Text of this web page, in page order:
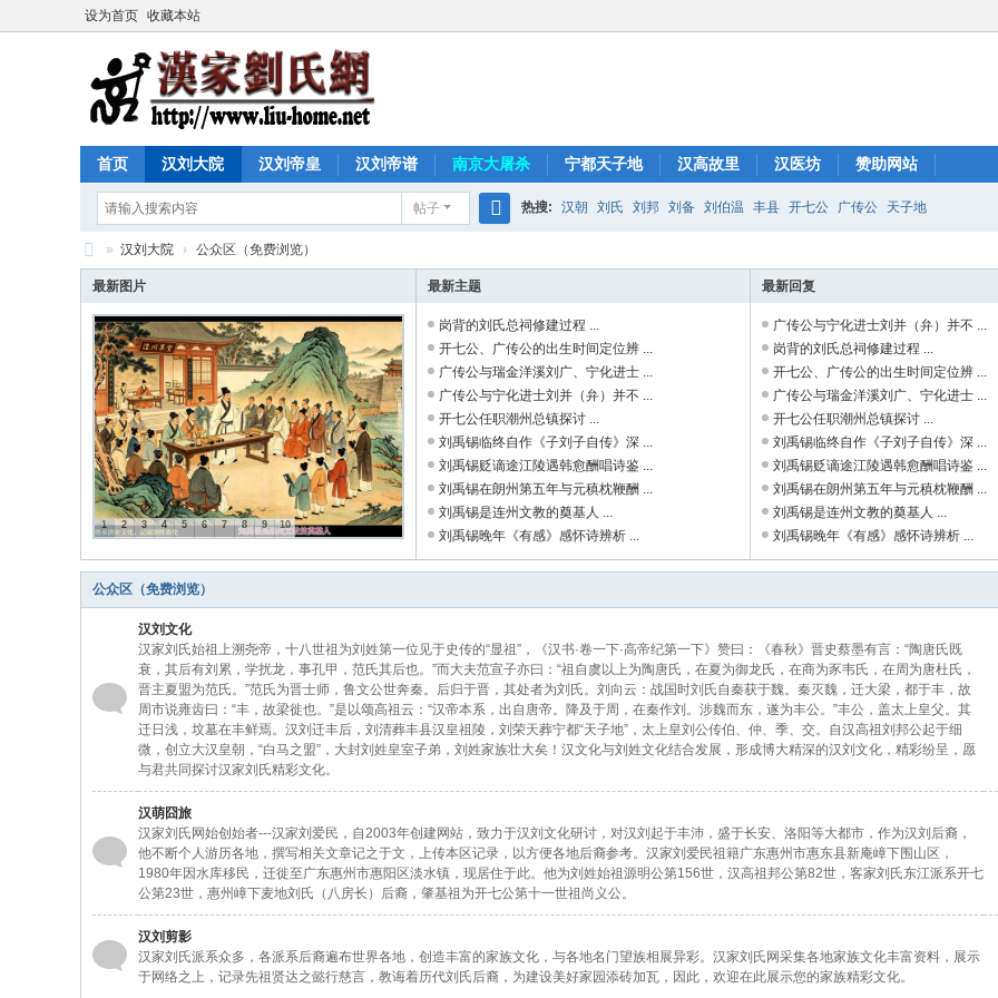
设为首页 收藏本站
首页 汉刘大院 汉刘帝皇 汉刘帝谱 南京大屠杀 宁都天子地 汉高故里 汉医坊 赞助网站
帖子
索
热搜: 汉朝 刘氏 刘邦 刘备 刘伯温 丰县 开七公 广传公 天子地
汉
家
刘
氏
网
» 汉刘大院 › 公众区（免费浏览）
最新图片
1 2 3 4 5 6 7 8 9 10
最新主题
岗背的刘氏总祠修建过程 ...
开七公、广传公的出生时间定位辨 ...
广传公与瑞金洋溪刘广、宁化进士 ...
广传公与宁化进士刘并（弁）并不 ...
开七公任职潮州总镇探讨 ...
刘禹锡临终自作《子刘子自传》深 ...
刘禹锡贬谪途江陵遇韩愈酬唱诗鉴 ...
刘禹锡在朗州第五年与元稹枕鞭酬 ...
刘禹锡是连州文教的奠基人 ...
刘禹锡晚年《有感》感怀诗辨析 ...
最新回复
广传公与宁化进士刘并（弁）并不 ...
岗背的刘氏总祠修建过程 ...
开七公、广传公的出生时间定位辨 ...
广传公与瑞金洋溪刘广、宁化进士 ...
开七公任职潮州总镇探讨 ...
刘禹锡临终自作《子刘子自传》深 ...
刘禹锡贬谪途江陵遇韩愈酬唱诗鉴 ...
刘禹锡在朗州第五年与元稹枕鞭酬 ...
刘禹锡是连州文教的奠基人 ...
刘禹锡晚年《有感》感怀诗辨析 ...
公众区（免费浏览）
汉刘文化
汉家刘氏始祖上溯尧帝，十八世祖为刘姓第一位见于史传的“显祖”，《汉书·卷一下·高帝纪第一下》赞曰：《春秋》晋史蔡墨有言：“陶唐氏既
衰，其后有刘累，学扰龙，事孔甲，范氏其后也。”而大夫范宣子亦曰：“祖自虞以上为陶唐氏，在夏为御龙氏，在商为豕韦氏，在周为唐杜氏，
晋主夏盟为范氏。”范氏为晋士师，鲁文公世奔秦。后归于晋，其处者为刘氏。刘向云：战国时刘氏自秦获于魏。秦灭魏，迁大梁，都于丰，故
周市说雍齿曰：“丰，故梁徙也。”是以颂高祖云：“汉帝本系，出自唐帝。降及于周，在秦作刘。涉魏而东，遂为丰公。”丰公，盖太上皇父。其
迁日浅，坟墓在丰鲜焉。汉刘迁丰后，刘清葬丰县汉皇祖陵，刘荣天葬宁都“天子地”，太上皇刘公传伯、仲、季、交。自汉高祖刘邦公起于细
微，创立大汉皇朝，“白马之盟”，大封刘姓皇室子弟，刘姓家族壮大矣！汉文化与刘姓文化结合发展，形成博大精深的汉刘文化，精彩纷呈，愿
与君共同探讨汉家刘氏精彩文化。
汉萌囧旅
汉家刘氏网始创始者---汉家刘爱民，自2003年创建网站，致力于汉刘文化研讨，对汉刘起于丰沛，盛于长安、洛阳等大都市，作为汉刘后裔，
他不断个人游历各地，撰写相关文章记之于文，上传本区记录，以方便各地后裔参考。汉家刘爱民祖籍广东惠州市惠东县新庵嶂下围山区，
1980年因水库移民，迁徙至广东惠州市惠阳区淡水镇，现居住于此。他为刘姓始祖源明公第156世，汉高祖邦公第82世，客家刘氏东江派系开七
公第23世，惠州嶂下麦地刘氏（八房长）后裔，肇基祖为开七公第十一世祖尚义公。
汉刘剪影
汉家刘氏派系众多，各派系后裔遍布世界各地，创造丰富的家族文化，与各地名门望族相展异彩。汉家刘氏网采集各地家族文化丰富资料，展示
于网络之上，记录先祖贤达之懿行慈言，教诲着历代刘氏后裔，为建设美好家园添砖加瓦，因此，欢迎在此展示您的家族精彩文化。